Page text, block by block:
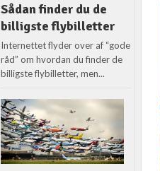
Sådan finder du de
billigste flybilletter
Internettet flyder over af “gode
råd” om hvordan du finder de
billigste flybilletter, men...